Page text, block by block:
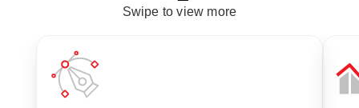
Swipe to view more